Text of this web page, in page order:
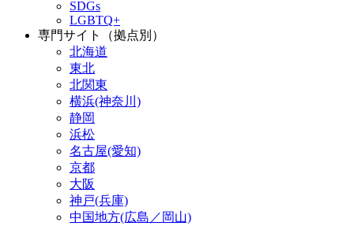
SDGs
LGBTQ+
専門サイト（拠点別）
北海道
東北
北関東
横浜(神奈川)
静岡
浜松
名古屋(愛知)
京都
大阪
神戸(兵庫)
中国地方(広島／岡山)